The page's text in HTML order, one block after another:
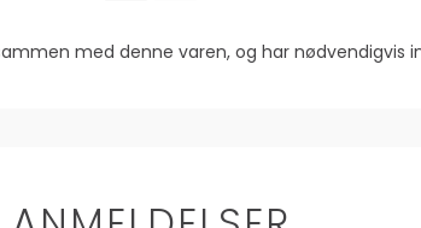
med denne varen, og har